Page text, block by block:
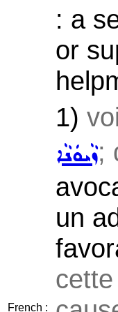
: a
or
French :
1)
ܙܵܝܘܿܢܵܐ;
un